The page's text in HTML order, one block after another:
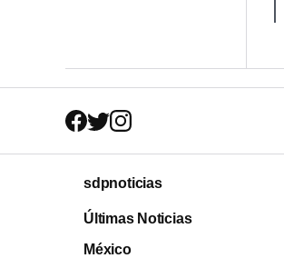
sdpnoticias
Últimas Noticias
México